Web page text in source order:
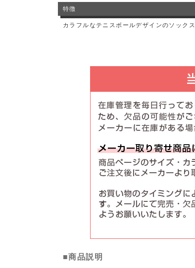
特徴
カラフルなテニスボールデザインのソックス
■商品説明